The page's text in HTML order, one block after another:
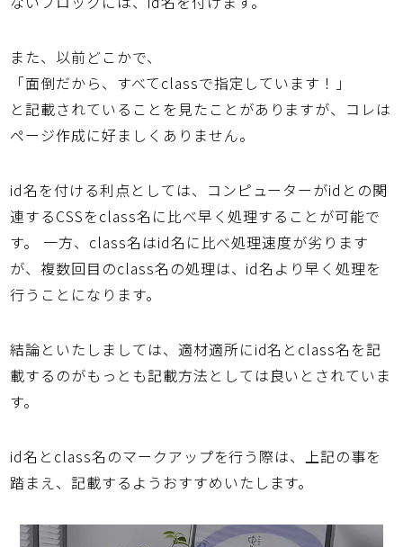
また、以前どこかで、
「面倒だから、すべてclassで指定しています！」
と記載されていることを見たことがありますが、コレは
ページ作成に好ましくありません。
id名を付ける利点としては、コンピューターがidとの関
連するCSSをclass名に比べ早く処理することが可能で
す。 一方、class名はid名に比べ処理速度が劣ります
が、複数回目のclass名の処理は、id名より早く処理を
行うことになります。
結論といたしましては、適材適所にid名とclass名を記
載するのがもっとも記載方法としては良いとされていま
す。
id名とclass名のマークアップを行う際は、上記の事を
踏まえ、記載するようおすすめいたします。